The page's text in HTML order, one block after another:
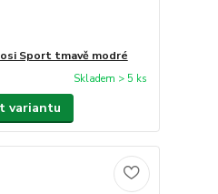
Sport tmavě modré
Skladem > 5 ks
variantu